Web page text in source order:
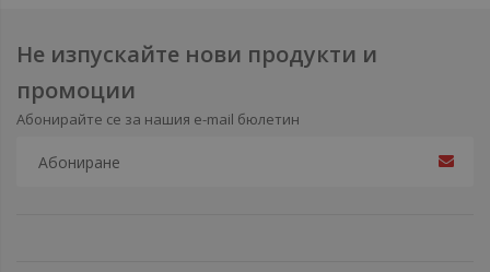
Не изпускайте нови продукти и
промоции
Абонирайте се за нашия e-mail бюлетин